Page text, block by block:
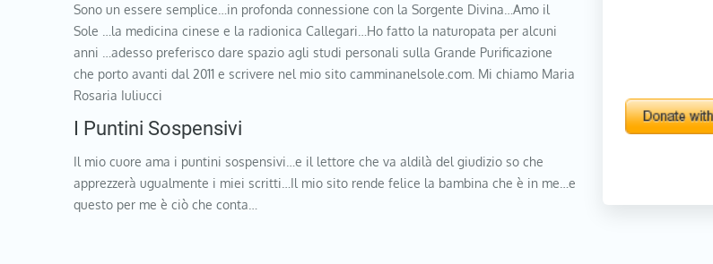
Sono un essere semplice…in profonda connessione con la Sorgente Divina…Amo il
Sole …la medicina cinese e la radionica Callegari…Ho fatto la naturopata per alcuni
anni …adesso preferisco dare spazio agli studi personali sulla Grande Purificazione
che porto avanti dal 2011 e scrivere nel mio sito camminanelsole.com. Mi chiamo Maria
Rosaria Iuliucci
I Puntini Sospensivi
Il mio cuore ama i puntini sospensivi…e il lettore che va aldilà del giudizio so che
apprezzerà ugualmente i miei scritti…Il mio sito rende felice la bambina che è in me…e
questo per me è ciò che conta…